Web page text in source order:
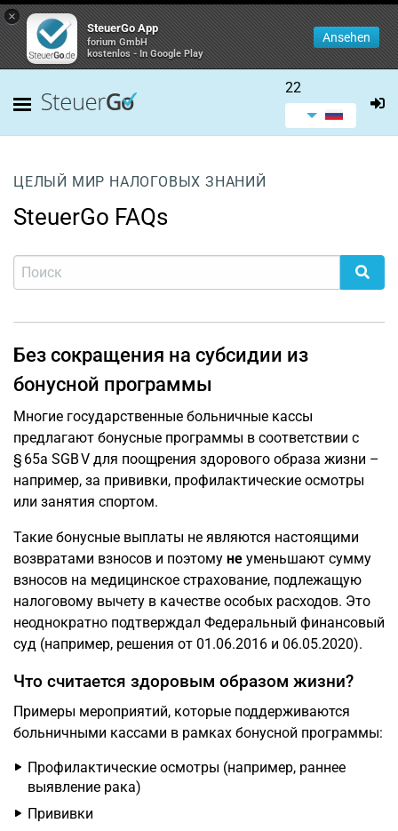
×
SteuerGo App
forium GmbH
kostenlos - In Google Play
Ansehen
22
ЦЕЛЫЙ МИР НАЛОГОВЫХ ЗНАНИЙ
SteuerGo FAQs
Без сокращения на субсидии из
бонусной программы
Многие государственные больничные кассы
предлагают бонусные программы в соответствии с
§ 65a SGB V для поощрения здорового образа жизни –
например, за прививки, профилактические осмотры
или занятия спортом.
Такие бонусные выплаты не являются настоящими
возвратами взносов и поэтому не уменьшают сумму
взносов на медицинское страхование, подлежащую
налоговому вычету в качестве особых расходов. Это
неоднократно подтверждал Федеральный финансовый
суд (например, решения от 01.06.2016 и 06.05.2020).
Что считается здоровым образом жизни?
Примеры мероприятий, которые поддерживаются
больничными кассами в рамках бонусной программы:
Профилактические осмотры (например, раннее
выявление рака)
Прививки